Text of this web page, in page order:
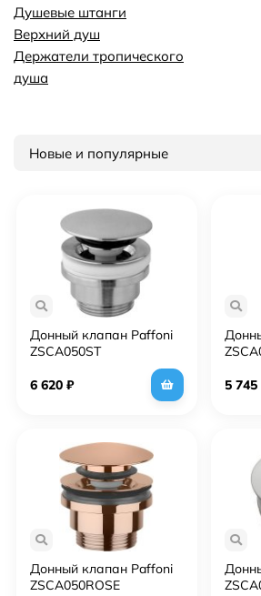
Душевые штанги
Верхний душ
Держатели тропического
душа
Новые и популярные
Донный клапан Paffoni
ZSCA050ST
6 620 ₽ 5 745
Донный клапан Paffoni
ZSCA050ROSE